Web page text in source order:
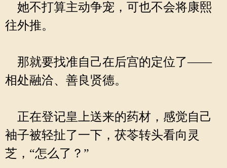
她不打算主动争宠，可也不会将康熙
往外推。
那就要找准自己在后宫的定位了——
相处融洽、善良贤德。
正在登记皇上送来的药材，感觉自己
袖子被轻扯了一下，茯苓转头看向灵
芝，“怎么了？”